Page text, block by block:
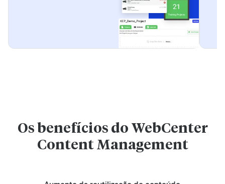
Os benefícios do WebCenter
Content Management